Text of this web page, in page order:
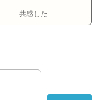
共感した